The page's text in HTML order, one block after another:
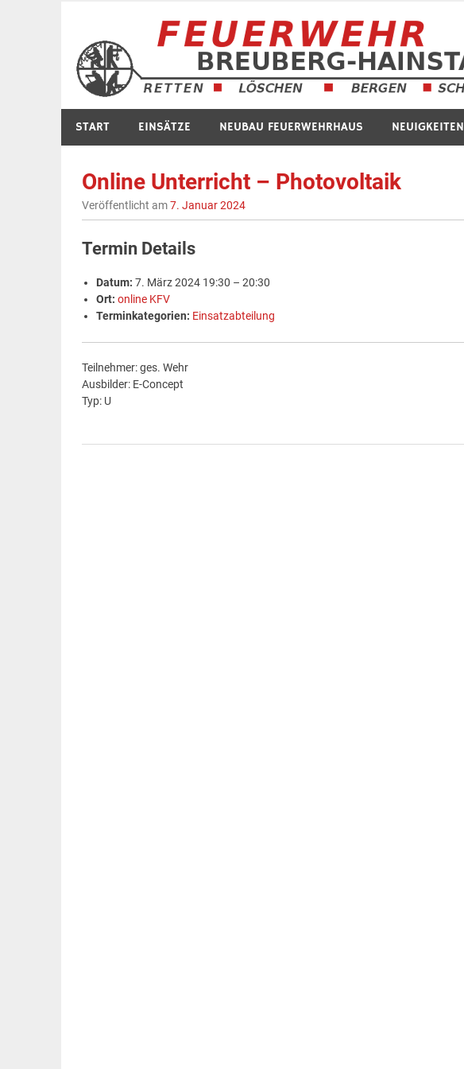
springen
START EINSÄTZE NEUBAU FEUERWEHRHAUS NEUIGKEITEN
Online Unterricht – Photovoltaik
Veröffentlicht am7. Januar 2024
Termin Details
Datum: 7. März 2024 19:30 – 20:30
Ort: online KFV
Terminkategorien: Einsatzabteilung
Teilnehmer: ges. Wehr
Ausbilder: E-Concept
Typ: U